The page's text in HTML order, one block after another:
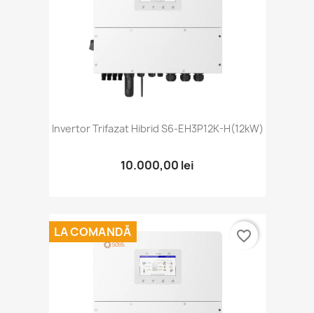
Invertor Trifazat Hibrid S6-EH3P12K-H(12kW)
10.000,00 lei
LA COMANDĂ favorite_border